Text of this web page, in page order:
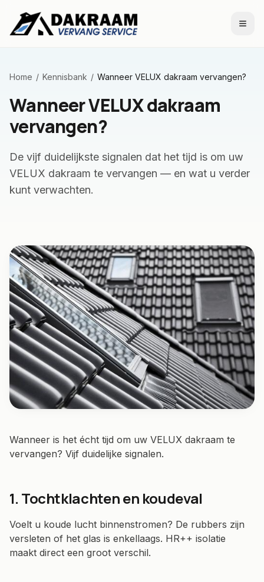
Home / Kennisbank / Wanneer VELUX dakraam vervangen?
Wanneer VELUX dakraam
vervangen?
De vijf duidelijkste signalen dat het tijd is om uw
VELUX dakraam te vervangen — en wat u verder
kunt verwachten.
Wanneer is het écht tijd om uw VELUX dakraam te
vervangen? Vijf duidelijke signalen.
1. Tochtklachten en koudeval
Voelt u koude lucht binnenstromen? De rubbers zijn
versleten of het glas is enkellaags. HR++ isolatie
maakt direct een groot verschil.